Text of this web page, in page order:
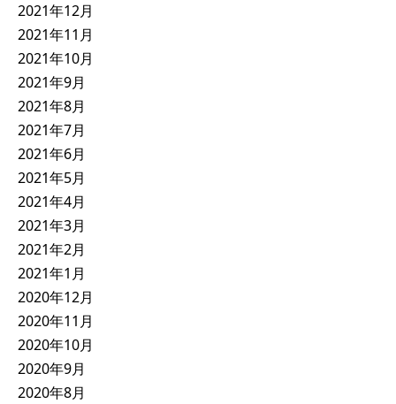
2021年12月
2021年11月
2021年10月
2021年9月
2021年8月
2021年7月
2021年6月
2021年5月
2021年4月
2021年3月
2021年2月
2021年1月
2020年12月
2020年11月
2020年10月
2020年9月
2020年8月